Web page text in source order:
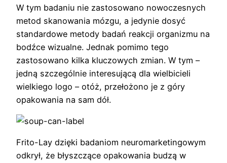
W tym badaniu nie zastosowano nowoczesnych
metod skanowania mózgu, a jedynie dosyć
standardowe metody badań reakcji organizmu na
bodźce wizualne. Jednak pomimo tego
zastosowano kilka kluczowych zmian. W tym –
jedną szczególnie interesującą dla wielbicieli
wielkiego logo – otóż, przełożono je z góry
opakowania na sam dół.
Frito-Lay dzięki badaniom neuromarketingowym
odkrył, że błyszczące opakowania budzą w